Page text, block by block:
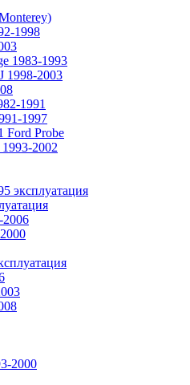
1998
1983-1993
1998-2003
1991
1997
Ford Probe
2002
эксплуатация
2006
2000